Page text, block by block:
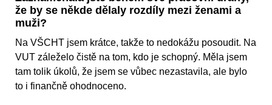
že by se někde dělaly rozdíly mezi ženami a
muži?
Na VŠCHT jsem krátce, takže to nedokážu posoudit. Na
VUT záleželo čistě na tom, kdo je schopný. Měla jsem
tam tolik úkolů, že jsem se vůbec nezastavila, ale bylo
to i finančně ohodnoceno.